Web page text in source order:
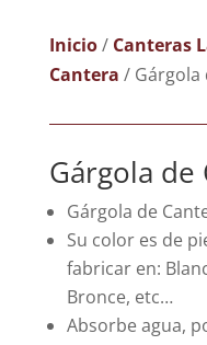
Inicio/ Canteras
Cantera / Gárgola
Gárgola de
Gárgola de
Su color es de
fabricar en:
Bronce, etc…
Absorbe agua,